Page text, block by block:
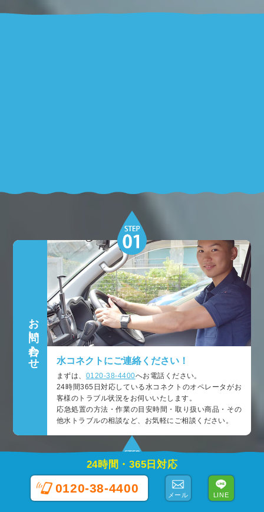
24時間・365日対応
0120-38-4400
メール LINE
お問い合わせ 水コネクトにご連絡ください！
まずは、 0120-38-4400へお電話ください。
24時間365日対応している水コネクトのオペレータがお
客様のトラブル状況をお伺いいたします。
応急処置の方法・作業の目安時間・取り扱い商品・その
他水トラブルの相談など、お気軽にご相談ください。